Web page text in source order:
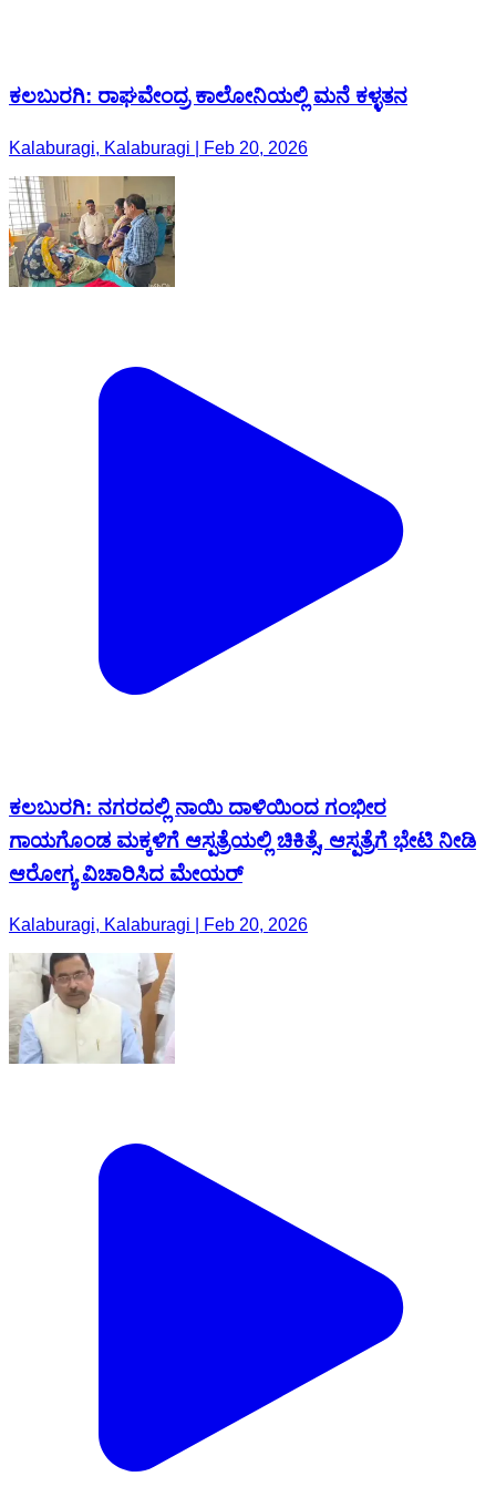
ಕಲಬುರಗಿ: ರಾಘವೇಂದ್ರ ಕಾಲೋನಿಯಲ್ಲಿ ಮನೆ ಕಳ್ಳತನ
Kalaburagi, Kalaburagi | Feb 20, 2026
ಕಲಬುರಗಿ: ನಗರದಲ್ಲಿ ನಾಯಿ ದಾಳಿಯಿಂದ ಗಂಭೀರ
ಗಾಯಗೊಂಡ ಮಕ್ಕಳಿಗೆ ಆಸ್ಪತ್ರೆಯಲ್ಲಿ ಚಿಕಿತ್ಸೆ, ಆಸ್ಪತ್ರೆಗೆ ಭೇಟಿ ನೀಡಿ
ಆರೋಗ್ಯ ವಿಚಾರಿಸಿದ ಮೇಯರ್
Kalaburagi, Kalaburagi | Feb 20, 2026